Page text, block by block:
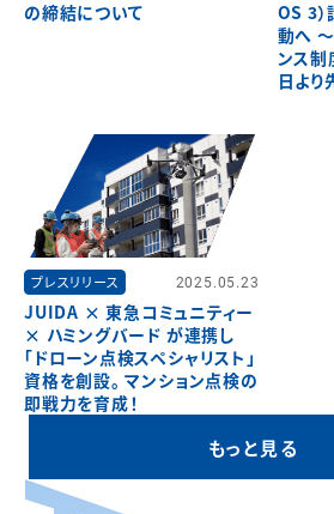
の締結について
OS 3
動へ
ンス
日よ
プレスリリース 2025.05.23
JUIDA × 東急コミュニティー
× ハミングバード が連携し
「ドローン点検スペシャリスト」
資格を創設。 マンション点検の
即戦力を育成！
もっと見る